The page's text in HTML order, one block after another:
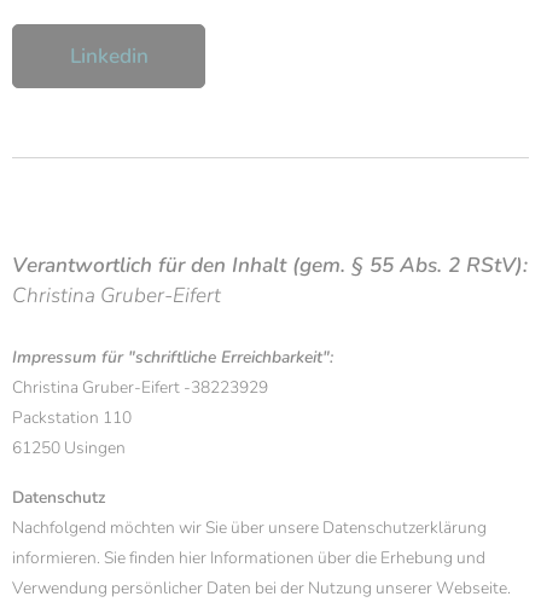
Linkedin
Verantwortlich für den Inhalt(gem. § 55 Abs. 2 RStV):
Christina Gruber-Eifert
Impressum für "schriftliche Erreichbarkeit":
Christina Gruber-Eifert -38223929
Packstation 110
61250 Usingen
Datenschutz
Nachfolgend möchten wir Sie über unsere Datenschutzerklärung
informieren. Sie finden hier Informationen über die Erhebung und
Verwendung persönlicher Daten bei der Nutzung unserer Webseite.